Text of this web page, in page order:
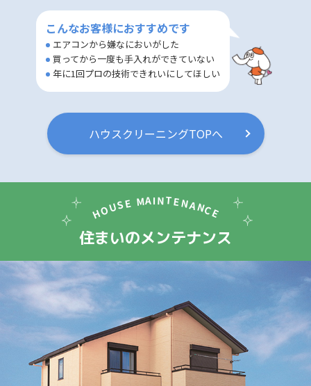
こんなお客様におすすめです
エアコンから嫌なにおいがした
買ってから一度も手入れができていない
年に1回プロの技術できれいにしてほしい
ハウスクリーニングTOPへ
HOUSE MAI NTENANCE
住まいのメンテナンス